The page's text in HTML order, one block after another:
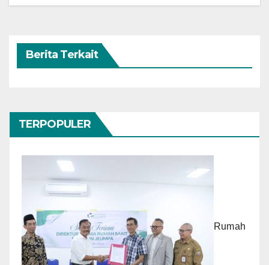
Berita Terkait
TERPOPULER
Rumah